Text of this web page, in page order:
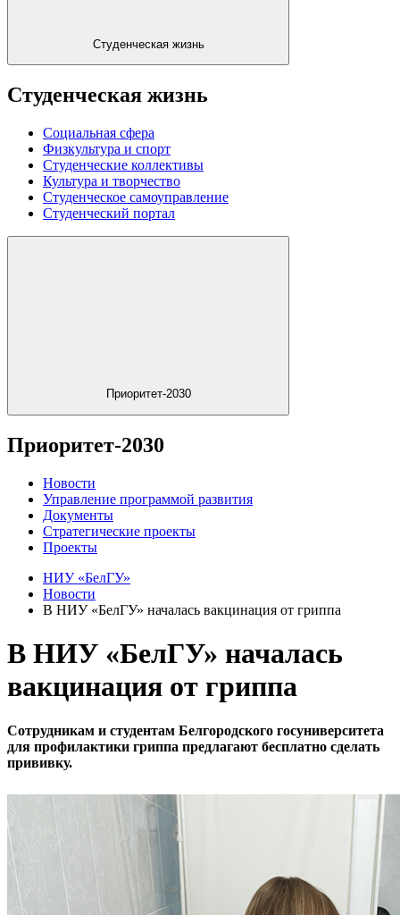
Студенческая жизнь
Студенческая жизнь
Социальная сфера
Физкультура и спорт
Студенческие коллективы
Культура и творчество
Студенческое самоуправление
Студенческий портал
Приоритет-2030
Приоритет-2030
Новости
Управление программой развития
Документы
Стратегические проекты
Проекты
НИУ «БелГУ»
Новости
В НИУ «БелГУ» началась вакцинация от гриппа
В НИУ «БелГУ» началась
вакцинация от гриппа
Сотрудникам и студентам Белгородского госуниверситета
для профилактики гриппа предлагают бесплатно сделать
прививку.